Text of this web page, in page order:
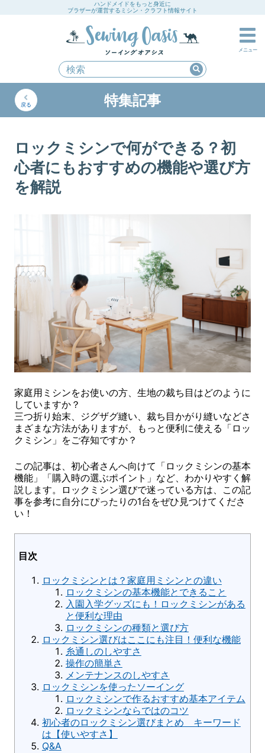
ハンドメイドをもっと身近に
ブラザーが運営するミシン・クラフト情報サイト
メニュー
戻る 特集記事
ロックミシンで何ができる？初
心者にもおすすめの機能や選び方
を解説
家庭用ミシンをお使いの方、生地の裁ち目はどのように
していますか？
三つ折り始末、ジグザグ縫い、裁ち目かがり縫いなどさ
まざまな方法がありますが、もっと便利に使える「ロッ
クミシン」をご存知ですか？
この記事は、初心者さんへ向けて「ロックミシンの基本
機能」「購入時の選ぶポイント」など、わかりやすく解
説します。ロックミシン選びで迷っている方は、この記
事を参考に自分にぴったりの1台をぜひ見つけてくださ
い！
目次
ロックミシンとは？家庭用ミシンとの違い
ロックミシンの基本機能とできること
入園入学グッズにも！ロックミシンがある
と便利な理由
ロックミシンの種類と選び方
ロックミシン選びはここにも注目！便利な機能
糸通しのしやすさ
操作の簡単さ
メンテナンスのしやすさ
ロックミシンを使ったソーイング
ロックミシンで作るおすすめ基本アイテム
ロックミシンならではのコツ
初心者のロックミシン選びまとめ キーワード
は【使いやすさ】
Q&A